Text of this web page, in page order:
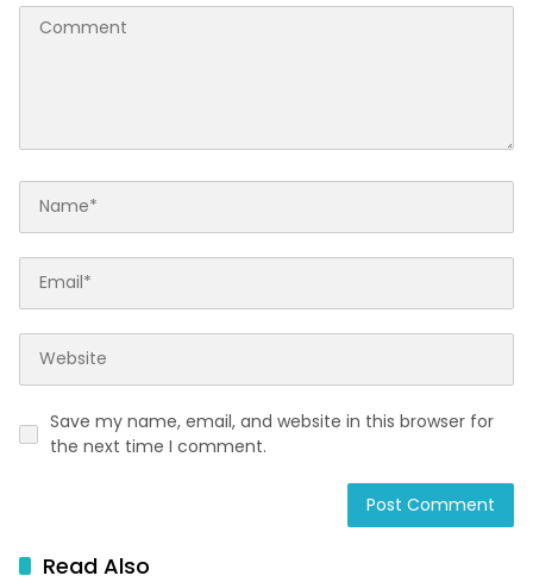
Save my name, email, and website in this browser for
the next time I comment.
Read Also